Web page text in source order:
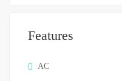
Features
AC